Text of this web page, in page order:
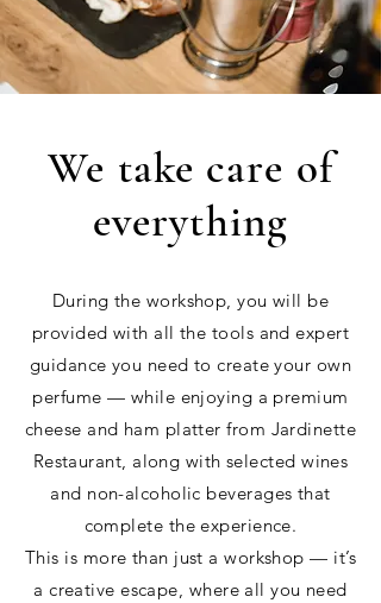
We take care of
everything
During the workshop, you will be
provided with all the tools and expert
guidance you need to create your own
perfume — while enjoying a premium
cheese and ham platter from Jardinette
Restaurant, along with selected wines
and non-alcoholic beverages that
complete the experience.
This is more than just a workshop — it’s
a creative escape, where all you need